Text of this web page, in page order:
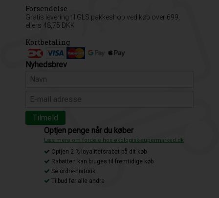
Forsendelse
Gratis levering til GLS pakkeshop ved køb over 699,
ellers 48,75 DKK
Kortbetaling
Nyhedsbrev
Optjen penge når du køber
Læs mere om fordele hos økologisk-supermarked.dk
Optjen 2 % loyalitetsrabat på dit køb
Rabatten kan bruges til fremtidige køb
Se ordre-historik
Tilbud før alle andre